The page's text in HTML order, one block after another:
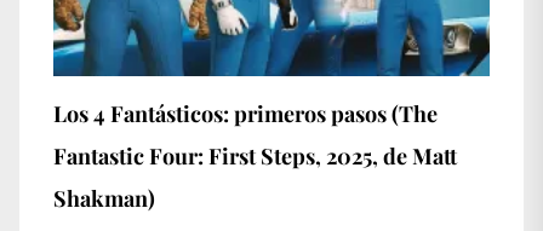
Los 4 Fantásticos: primeros pasos (The
Fantastic Four: First Steps, 2025, de Matt
Shakman)